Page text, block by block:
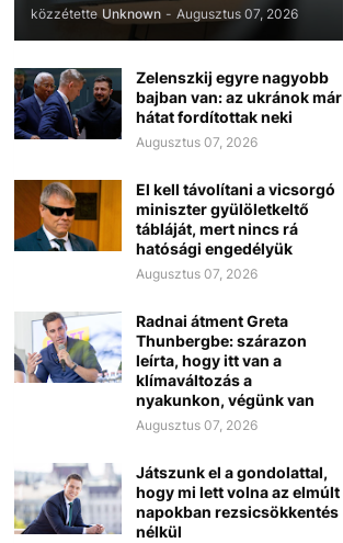
közzétette Unknown - Augusztus 07, 2026
Zelenszkij egyre nagyobb
bajban van: az ukránok már
hátat fordítottak neki
Augusztus 07, 2026
El kell távolítani a vicsorgó
miniszter gyülöletkeltő
tábláját, mert nincs rá
hatósági engedélyük
Augusztus 07, 2026
Radnai átment Greta
Thunbergbe: szárazon
leírta, hogy itt van a
klímaváltozás a
nyakunkon, végünk van
Augusztus 07, 2026
Játszunk el a gondolattal,
hogy mi lett volna az elmúlt
napokban rezsicsökkentés
nélkül